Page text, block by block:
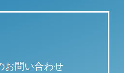
お問い合わせ